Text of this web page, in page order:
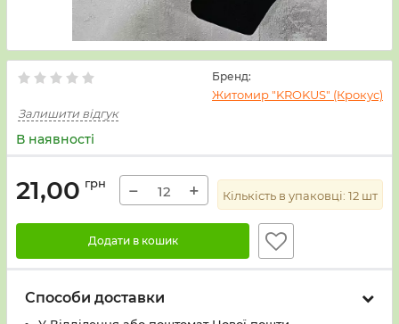
Бренд:
Житомир "KROKUS" (Крокус)
Залишити відгук
В наявності
21,00 грн − + Кількість в упаковці: 12 шт
Додати в кошик
Способи доставки